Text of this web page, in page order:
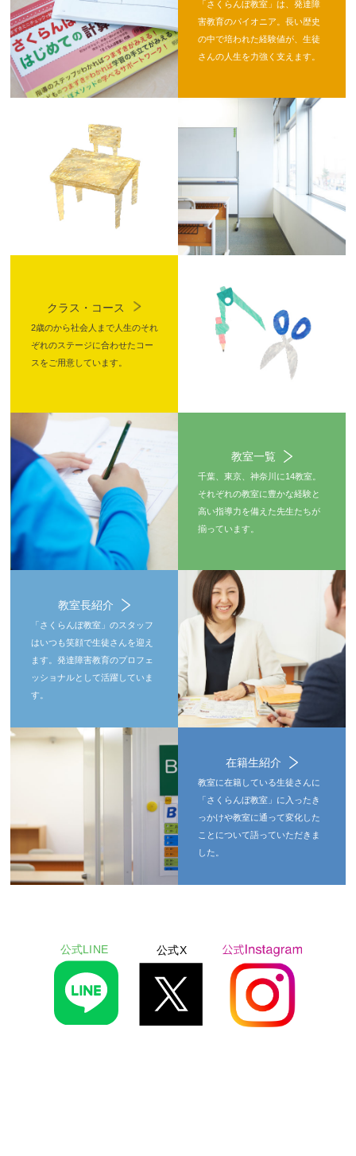
「さくらんぼ教室」は、発達障
害教育のパイオニア。長い歴史
の中で培われた経験値が、生徒
さんの人生を力強く支えます。
クラス・コース
2歳のから社会人まで人生のそれ
ぞれのステージに合わせたコー
スをご用意しています。
教室一覧
千葉、東京、神奈川に14教室。
それぞれの教室に豊かな経験と
高い指導力を備えた先生たちが
揃っています。
教室長紹介
「さくらんぼ教室」のスタッフ
はいつも笑顔で生徒さんを迎え
ます。発達障害教育のプロフェ
ッショナルとして活躍していま
す。
在籍生紹介
教室に在籍している生徒さんに
「さくらんぼ教室」に入ったき
っかけや教室に通って変化した
ことについて語っていただきま
した。